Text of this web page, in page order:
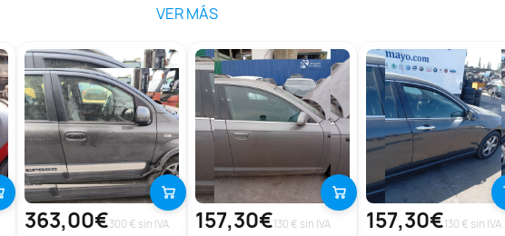
VER MÁS
363,00€300 € sin IVA 157,30€130 € sin IVA 157,30€130 € sin IVA